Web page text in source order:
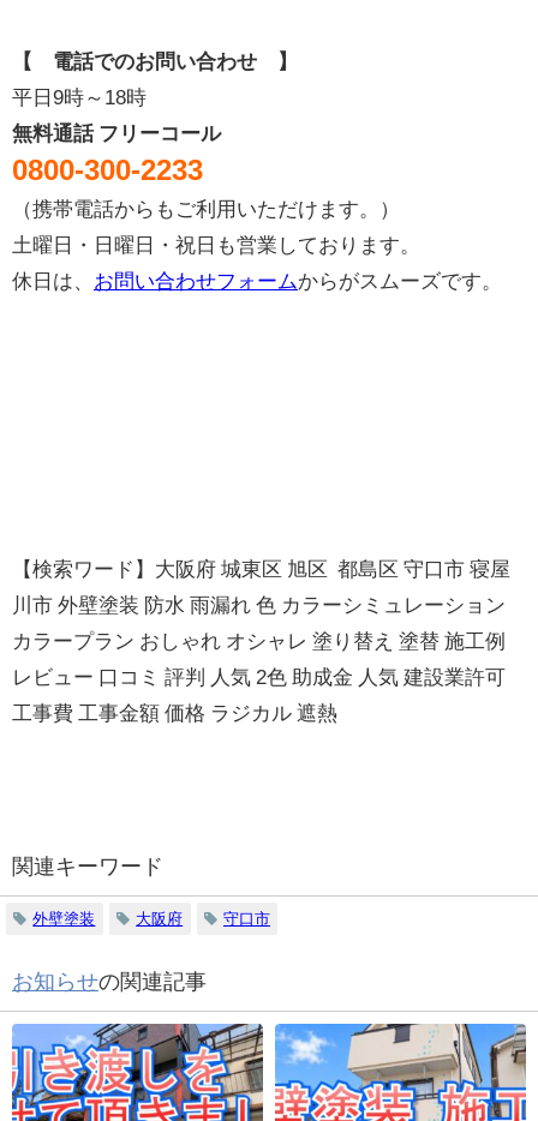
【 電話でのお問い合わせ 】
平日9時～18時
無料通話 フリーコール
0800-300-2233
（携帯電話からもご利用いただけます。）
土曜日・日曜日・祝日も営業しております。
休日は、
お問い合わせフォームからがスムーズです。
【検索ワード】大阪府 城東区 旭区 都島区 守口市 寝屋
川市 外壁塗装 防水 雨漏れ 色 カラーシミュレーション
カラープラン おしゃれ オシャレ 塗り替え 塗替 施工例
レビュー 口コミ 評判 人気 2色 助成金 人気 建設業許可
工事費 工事金額 価格 ラジカル 遮熱
関連キーワード
外壁塗装 大阪府 守口市
お知らせの関連記事